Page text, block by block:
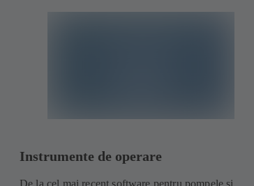
Instrumente de operare